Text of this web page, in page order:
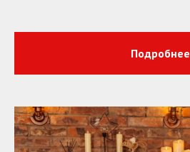
Подробнее